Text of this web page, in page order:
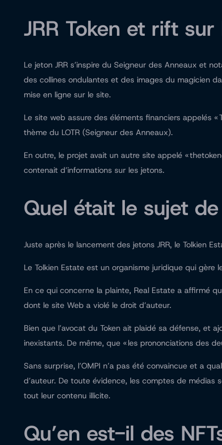
JRR Token et rift
Le jeton JRR s’inspire du Seigneur des Anneaux et
des collines ondulantes et des images du magicien
mise en ligne sur le site.
Le site web assure des éléments financiers appelés
thème du LOTR (Seigneur des Anneaux).
En outre, le projet avait un autre site appelé «
contenait d’informations sur les jetons.
Quel était le sujet
Juste après le lancement des jetons JRR, le Tolkien
Le Tolkien Estate est un organisme juridique qui gère
En ce qui concerne la plainte, Real Estate a affirmé
dont le site Web a violé le droit d’auteur.
Bien que l’avocat du Token ait plaidé sa défense, et
inexistants. De même, que « les prononciations des
Sans surprise, l’OMPI n’a pas été convaincue et a
d’auteur. De toute évidence, les comptes de médias
tout leur contenu illicite.
Qu’en est-il des